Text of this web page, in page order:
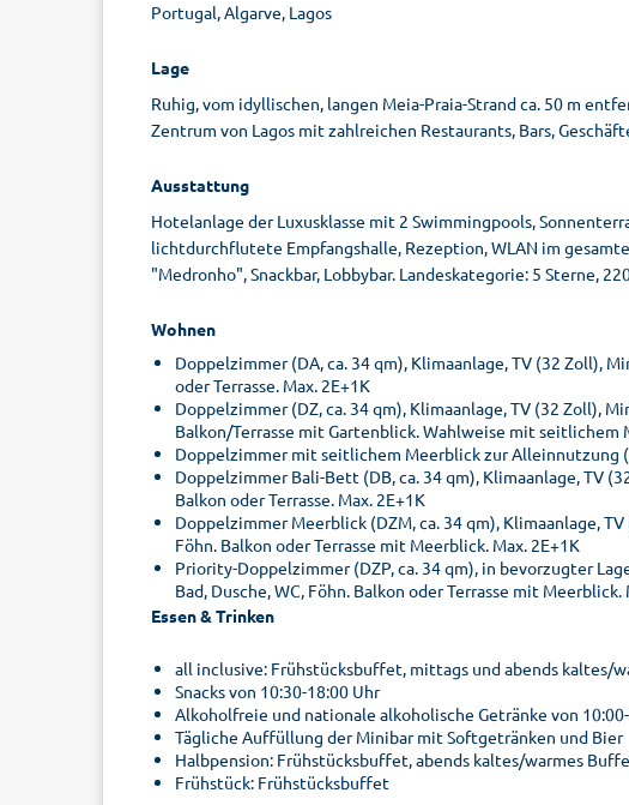
Portugal, Algarve, Lagos
Lage
Ruhig, vom idyllischen, langen Meia-Praia-Strand ca. 50 m
Zentrum von Lagos mit zahlreichen Restaurants, Bars,
Ausstattung
Hotelanlage der Luxusklasse mit 2 Swimmingpools,
lichtdurchflutete Empfangshalle, Rezeption, WLAN im
"Medronho", Snackbar, Lobbybar. Landeskategorie: 5 Sterne,
Wohnen
Doppelzimmer (DA, ca. 34 qm), Klimaanlage, TV (32 Zoll),
oder Terrasse. Max. 2E+1K
Doppelzimmer (DZ, ca. 34 qm), Klimaanlage, TV (32 Zoll),
Balkon/Terrasse mit Gartenblick. Wahlweise mit seitlichem
Doppelzimmer mit seitlichem Meerblick zur Alleinnutzung
Doppelzimmer Bali-Bett (DB, ca. 34 qm), Klimaanlage, TV
Balkon oder Terrasse. Max. 2E+1K
Doppelzimmer Meerblick (DZM, ca. 34 qm), Klimaanlage,
Föhn. Balkon oder Terrasse mit Meerblick. Max. 2E+1K
Priority-Doppelzimmer (DZP, ca. 34 qm), in bevorzugter
Bad, Dusche, WC, Föhn. Balkon oder Terrasse mit Meerblick.
Essen & Trinken
all inclusive: Frühstücksbuffet, mittags und abends kaltes/
Snacks von 10:30-18:00 Uhr
Alkoholfreie und nationale alkoholische Getränke von
Tägliche Auffüllung der Minibar mit Softgetränken und Bier
Halbpension: Frühstücksbuffet, abends kaltes/warmes
Frühstück: Frühstücksbuffet